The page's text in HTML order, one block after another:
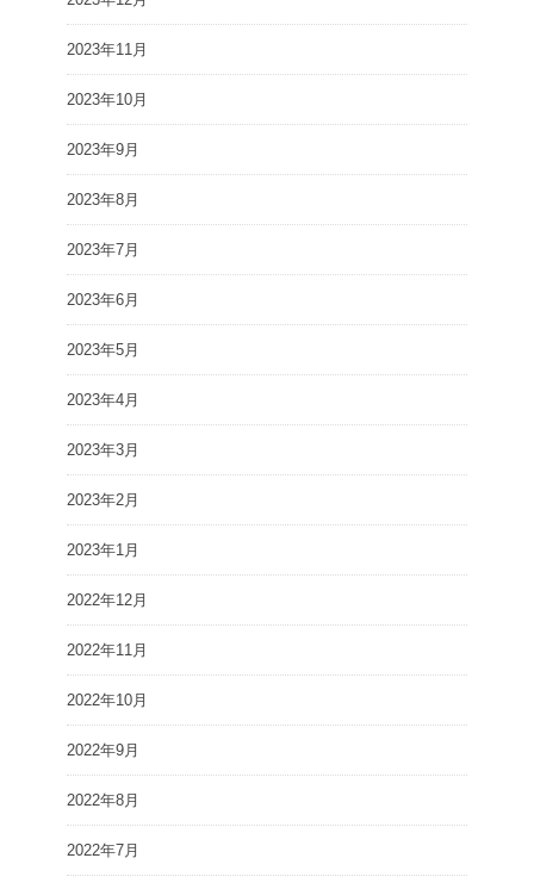
2023年11月
2023年10月
2023年9月
2023年8月
2023年7月
2023年6月
2023年5月
2023年4月
2023年3月
2023年2月
2023年1月
2022年12月
2022年11月
2022年10月
2022年9月
2022年8月
2022年7月